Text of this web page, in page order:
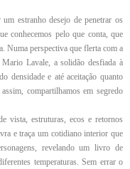
estranho desejo de penetrar os
conhecemos pelo que conta, que
Numa perspectiva que flerta com a
Lavale, a solidão desfiada à
densidade e até aceitação quanto
compartilhamos em segredo
vista, estruturas, ecos e retornos
e traça um cotidiano interior que
revelando um livro de
temperaturas. Sem errar o